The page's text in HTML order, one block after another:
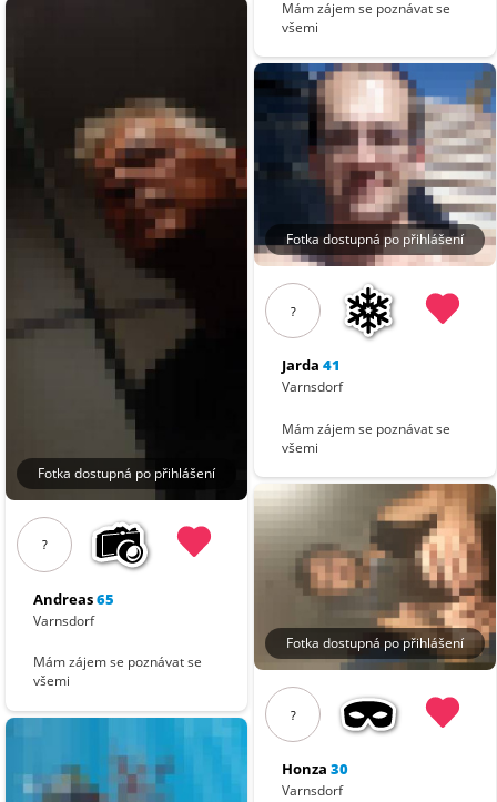
Fotka dostupná po přihlášení
?
Andreas65
Varnsdorf
Mám zájem se poznávat se
všemi
Mám zájem se poznávat se
všemi
Fotka dostupná po přihlášení
?
Jarda 41
Varnsdorf
Mám zájem se poznávat se
všemi
Fotka dostupná po přihlášení
?
Honza 30
Varnsdorf